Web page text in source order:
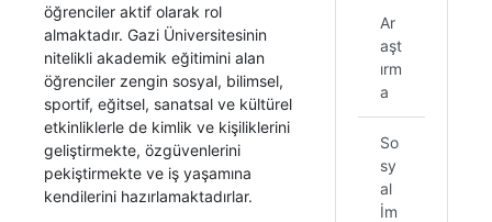
öğrenciler aktif olarak rol
almaktadır. Gazi Üniversitesinin
nitelikli akademik eğitimini alan
öğrenciler zengin sosyal, bilimsel,
sportif, eğitsel, sanatsal ve kültürel
etkinliklerle de kimlik ve kişiliklerini
geliştirmekte, özgüvenlerini
pekiştirmekte ve iş yaşamına
kendilerini hazırlamaktadırlar.
Ar
aşt
ırm
a
So
sy
al
İm